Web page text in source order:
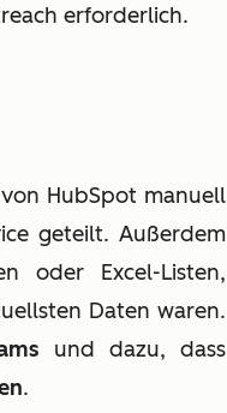
erforderlich.
HubSpot manuell
geteilt. Außerdem
oder Excel-Listen,
Daten waren.
und dazu, dass
.